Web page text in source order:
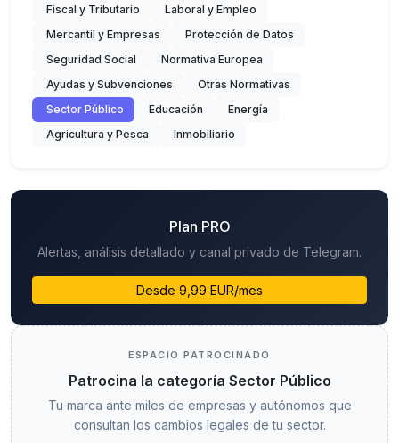
Fiscal y Tributario
Laboral y Empleo
Mercantil y Empresas
Protección de Datos
Seguridad Social
Normativa Europea
Ayudas y Subvenciones
Otras Normativas
Sector Público
Educación
Energía
Agricultura y Pesca
Inmobiliario
Plan PRO
Alertas, análisis detallado y canal privado de Telegram.
Desde 9,99 EUR/mes
ESPACIO PATROCINADO
Patrocina la categoría Sector Público
Tu marca ante miles de empresas y autónomos que
consultan los cambios legales de tu sector.